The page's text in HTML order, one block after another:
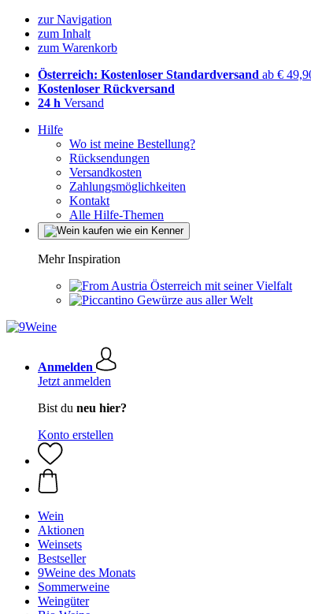
zur Navigation
zum Inhalt
zum Warenkorb
Österreich: Kostenloser Standardversand ab €
Kostenloser Rückversand
24 h Versand
Hilfe
Wo ist meine Bestellung?
Rücksendungen
Versandkosten
Zahlungsmöglichkeiten
Kontakt
Alle Hilfe-Themen
Mehr Inspiration
Österreich mit seiner Vielfalt
Gewürze aus aller Welt
Anmelden
Jetzt anmelden
Bist du neu hier?
Konto erstellen
Wein
Aktionen
Weinsets
Bestseller
9Weine des Monats
Sommerweine
Weingüter